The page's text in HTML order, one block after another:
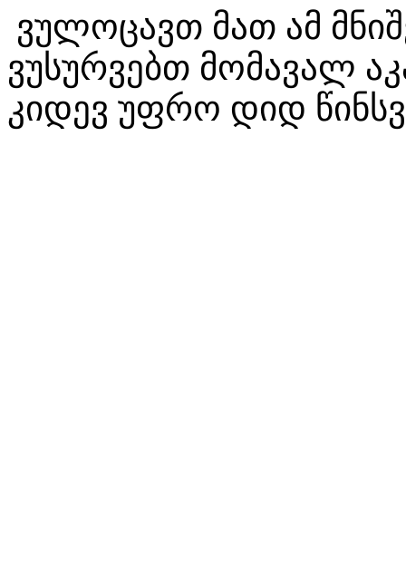
ვულოცავთ მათ ამ
ვუსურვებთ მომავალ
კიდევ უფრო დიდ